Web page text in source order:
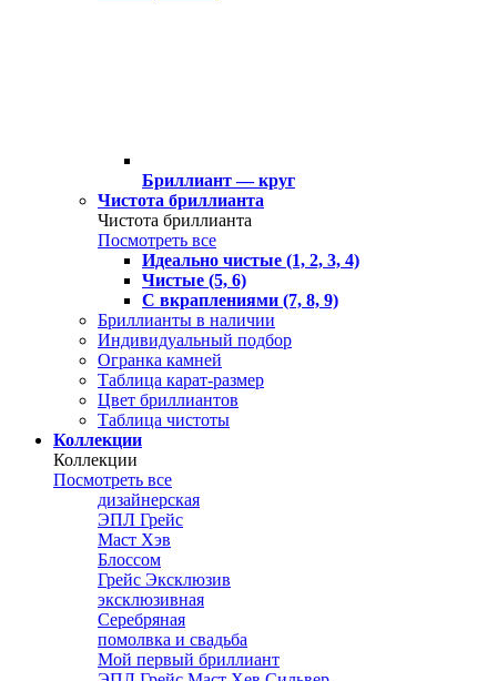
Бриллиант — круг
Чистота бриллианта
Чистота бриллианта
Посмотреть все
Идеально чистые (1, 2, 3, 4)
Чистые (5, 6)
С вкраплениями (7, 8, 9)
Бриллианты в наличии
Индивидуальный подбор
Огранка камней
Таблица карат-размер
Цвет бриллиантов
Таблица чистоты
Коллекции
Коллекции
Посмотреть все
дизайнерская
ЭПЛ Грейс
Маст Хэв
Блоссом
Грейс Эксклюзив
эксклюзивная
Серебряная
помолвка и свадьба
Мой первый бриллиант